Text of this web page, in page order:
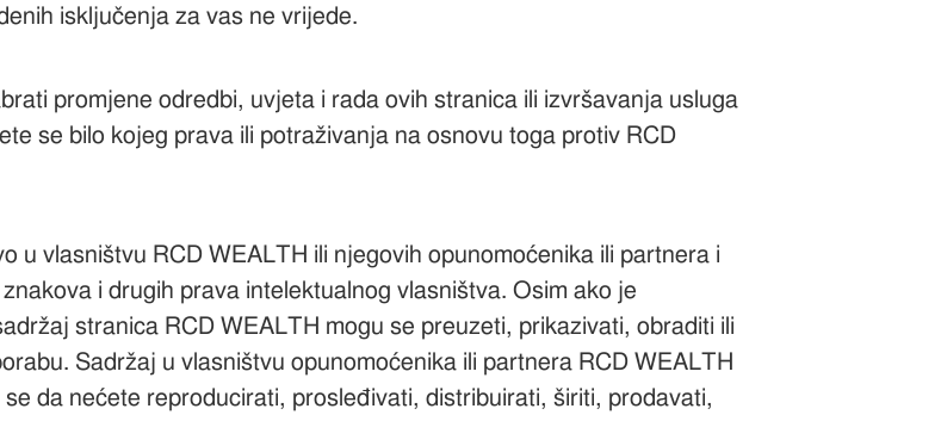
isključenja za vas ne vrijede.
promjene odredbi, uvjeta i rada ovih stranica ili izvršavanja usluga
se bilo kojeg prava ili potraživanja na osnovu toga protiv RCD
u vlasništvu RCD WEALTH ili njegovih opunomoćenika ili partnera i
i drugih prava intelektualnog vlasništva. Osim ako je
stranica RCD WEALTH mogu se preuzeti, prikazivati, obraditi ili
Sadržaj u vlasništvu opunomoćenika ili partnera RCD WEALTH
da nećete reproducirati, prosleđivati, distribuirati, širiti, prodavati,